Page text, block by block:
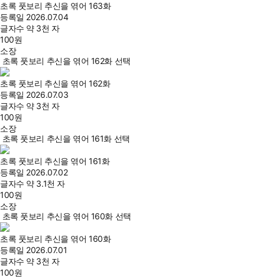
초록 풋보리 추신을 엮어 163화
등록일 2026.07.04
글자수 약 3천 자
100원
소장
초록 풋보리 추신을 엮어 162화 선택
초록 풋보리 추신을 엮어 162화
등록일 2026.07.03
글자수 약 3천 자
100원
소장
초록 풋보리 추신을 엮어 161화 선택
초록 풋보리 추신을 엮어 161화
등록일 2026.07.02
글자수 약 3.1천 자
100원
소장
초록 풋보리 추신을 엮어 160화 선택
초록 풋보리 추신을 엮어 160화
등록일 2026.07.01
글자수 약 3천 자
100원